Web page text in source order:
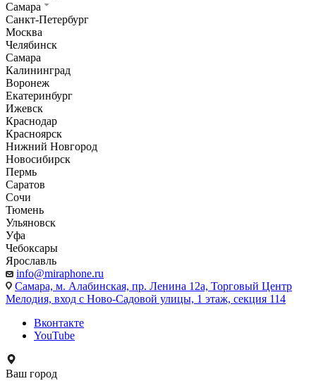
Самара
Санкт-Петербург
Москва
Челябинск
Самара
Калининград
Воронеж
Екатеринбург
Ижевск
Краснодар
Красноярск
Нижний Новгород
Новосибирск
Пермь
Саратов
Сочи
Тюмень
Ульяновск
Уфа
Чебоксары
Ярославль
info@miraphone.ru
Самара, м. Алабинская, пр. Ленина 12а, Торговый Центр
Мелодия, вход с Ново-Садовой улицы, 1 этаж, секция 114
Вконтакте
YouTube
Ваш город